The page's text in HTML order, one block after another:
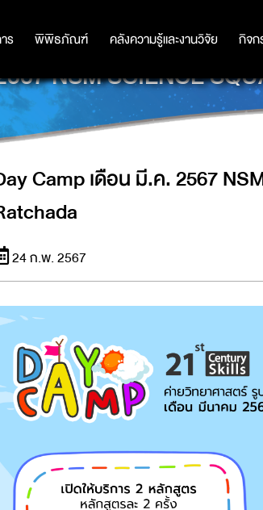
ร พิพิธภัณฑ์ คลังความรู้และงานวิจัย กิจ
ร พิพิธภัณฑ์ คลังความรู้และงานวิจัย กิจก
NSM SCIENCE
Camp เดือน มี.ค. 2567
24 ก.พ. 2567